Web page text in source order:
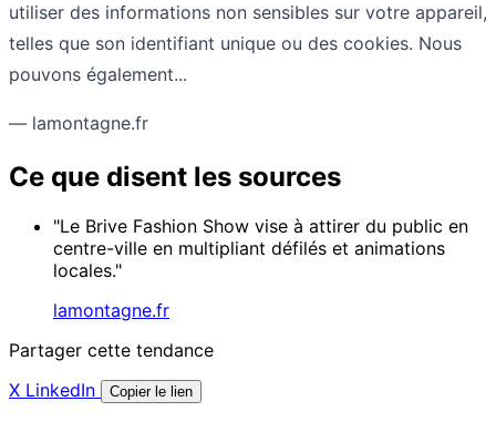
utiliser des informations non sensibles sur votre appareil,
telles que son identifiant unique ou des cookies. Nous
pouvons également...
— lamontagne.fr
Ce que disent les sources
"Le Brive Fashion Show vise à attirer du public en
centre-ville en multipliant défilés et animations
locales."
lamontagne.fr
Partager cette tendance
X LinkedIn Copier le lien